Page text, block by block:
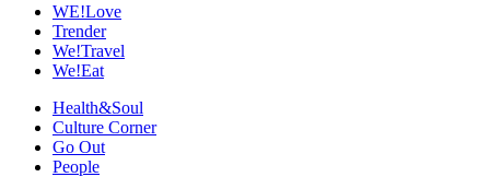
WE!Love
Trender
We!Travel
We!Eat
Health&Soul
Culture Corner
Go Out
People